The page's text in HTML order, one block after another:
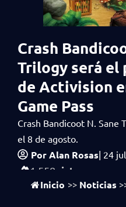
Crash
Trilogy será el
de Activision
Game Pass
Crash Bandicoot N. Sane
el 8 de agosto.
PorAlan Rosas| 24
1,558 vistas
Inicio >> Noticias